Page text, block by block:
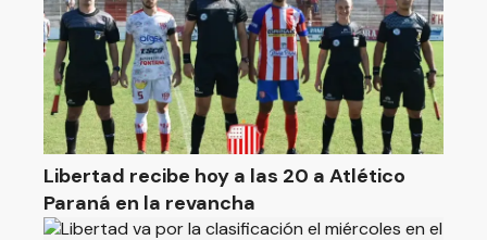
Libertad recibe hoy a las 20 a Atlético
Paraná en la revancha